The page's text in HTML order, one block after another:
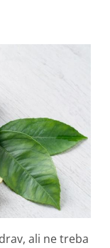
ali ne treba